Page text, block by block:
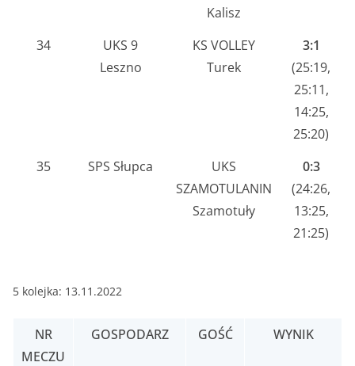
Kalisz
34
UKS 9
Leszno
KS VOLLEY
Turek
3:1
(25:19,
25:11,
14:25,
25:20)
35
SPS Słupca
UKS
SZAMOTULANIN
Szamotuły
0:3
(24:26,
13:25,
21:25)
5 kolejka: 13.11.2022
NR
MECZU
GOSPODARZ GOŚĆ WYNIK